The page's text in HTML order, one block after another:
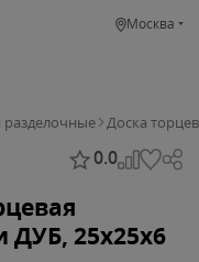
Москва
разделочные Доска
0.0
ДУБ, 25х25х6